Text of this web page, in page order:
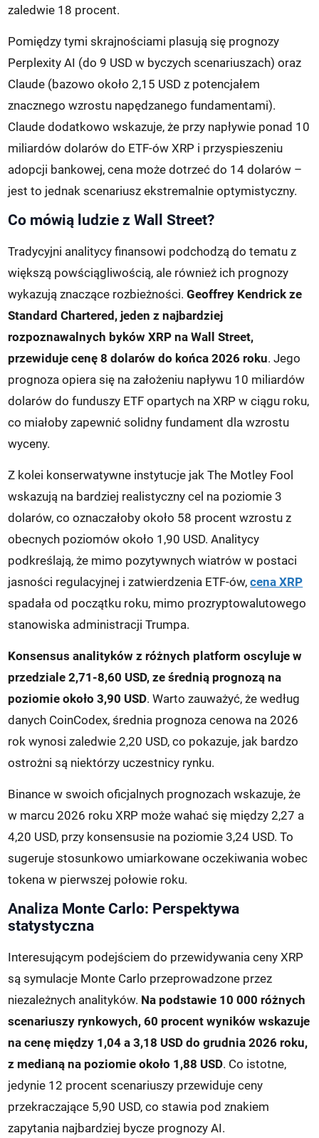
zaledwie 18 procent.
Pomiędzy tymi skrajnościami plasują się prognozy
Perplexity AI (do 9 USD w byczych scenariuszach) oraz
Claude (bazowo około 2,15 USD z potencjałem
znacznego wzrostu napędzanego fundamentami).
Claude dodatkowo wskazuje, że przy napływie ponad 10
miliardów dolarów do ETF-ów XRP i przyspieszeniu
adopcji bankowej, cena może dotrzeć do 14 dolarów –
jest to jednak scenariusz ekstremalnie optymistyczny.
Co mówią ludzie z Wall Street?
Tradycyjni analitycy finansowi podchodzą do tematu z
większą powściągliwością, ale również ich prognozy
wykazują znaczące rozbieżności.Geoffrey Kendrick ze
Standard Chartered, jeden z najbardziej
rozpoznawalnych byków XRP na Wall Street,
przewiduje cenę 8 dolarów do końca 2026 roku. Jego
prognoza opiera się na założeniu napływu 10 miliardów
dolarów do funduszy ETF opartych na XRP w ciągu roku,
co miałoby zapewnić solidny fundament dla wzrostu
wyceny.
Z kolei konserwatywne instytucje jak The Motley Fool
wskazują na bardziej realistyczny cel na poziomie 3
dolarów, co oznaczałoby około 58 procent wzrostu z
obecnych poziomów około 1,90 USD. Analitycy
podkreślają, że mimo pozytywnych wiatrów w postaci
jasności regulacyjnej i zatwierdzenia ETF-ów,cena XRP
spadała od początku roku, mimo prozryptowalutowego
stanowiska administracji Trumpa.
Konsensus analityków z różnych platform oscyluje w
przedziale 2,71-8,60 USD, ze średnią prognozą na
poziomie około 3,90 USD. Warto zauważyć, że według
danych CoinCodex, średnia prognoza cenowa na 2026
rok wynosi zaledwie 2,20 USD, co pokazuje, jak bardzo
ostrożni są niektórzy uczestnicy rynku.
Binance w swoich oficjalnych prognozach wskazuje, że
w marcu 2026 roku XRP może wahać się między 2,27 a
4,20 USD, przy konsensusie na poziomie 3,24 USD. To
sugeruje stosunkowo umiarkowane oczekiwania wobec
tokena w pierwszej połowie roku.
Analiza Monte Carlo: Perspektywa
statystyczna
Interesującym podejściem do przewidywania ceny XRP
są symulacje Monte Carlo przeprowadzone przez
niezależnych analityków. Na podstawie 10 000 różnych
scenariuszy rynkowych, 60 procent wyników wskazuje
na cenę między 1,04 a 3,18 USD do grudnia 2026 roku,
z medianą na poziomie około 1,88 USD. Co istotne,
jedynie 12 procent scenariuszy przewiduje ceny
przekraczające 5,90 USD, co stawia pod znakiem
zapytania najbardziej bycze prognozy AI.